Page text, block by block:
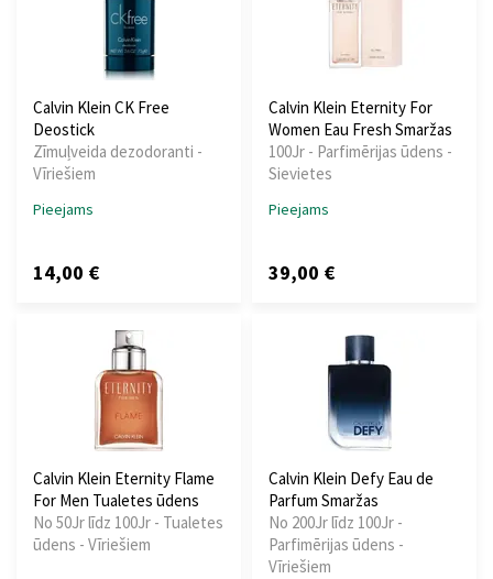
Calvin Klein CK Free
Deostick
Zīmuļveida dezodoranti -
Vīriešiem
Pieejams
14,00 €
Calvin Klein Eternity For
Women Eau Fresh Smaržas
100Jr - Parfimērijas ūdens -
Sievietes
Pieejams
39,00 €
Calvin Klein Eternity Flame
For Men Tualetes ūdens
No 50Jr līdz 100Jr - Tualetes
ūdens - Vīriešiem
Calvin Klein Defy Eau de
Parfum Smaržas
No 200Jr līdz 100Jr -
Parfimērijas ūdens -
Vīriešiem